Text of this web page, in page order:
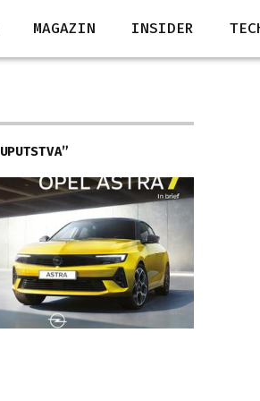
MAGAZIN INSIDER
UPUTSTVA”